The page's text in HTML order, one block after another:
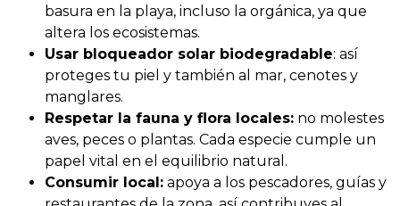
basura en la playa, incluso la orgánica, ya que
altera los ecosistemas.
Usar bloqueador solar biodegradable: así
proteges tu piel y también al mar, cenotes y
manglares.
Respetar la fauna y flora locales: no molestes
aves, peces o plantas. Cada especie cumple un
papel vital en el equilibrio natural.
Consumir local: apoya a los pescadores, guías y